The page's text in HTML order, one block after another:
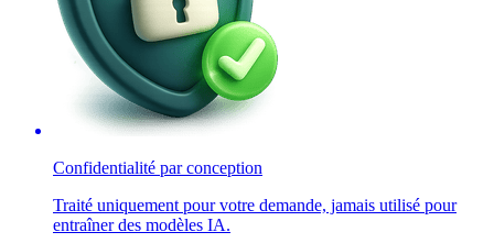
Confidentialité par conception
Traité uniquement pour votre demande, jamais utilisé pour
entraîner des modèles IA.